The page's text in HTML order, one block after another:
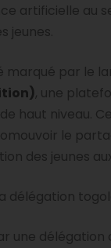
artificielle au
jeunes.
par le
, une
haut niveau.
le
des jeunes
délégation
une délégation